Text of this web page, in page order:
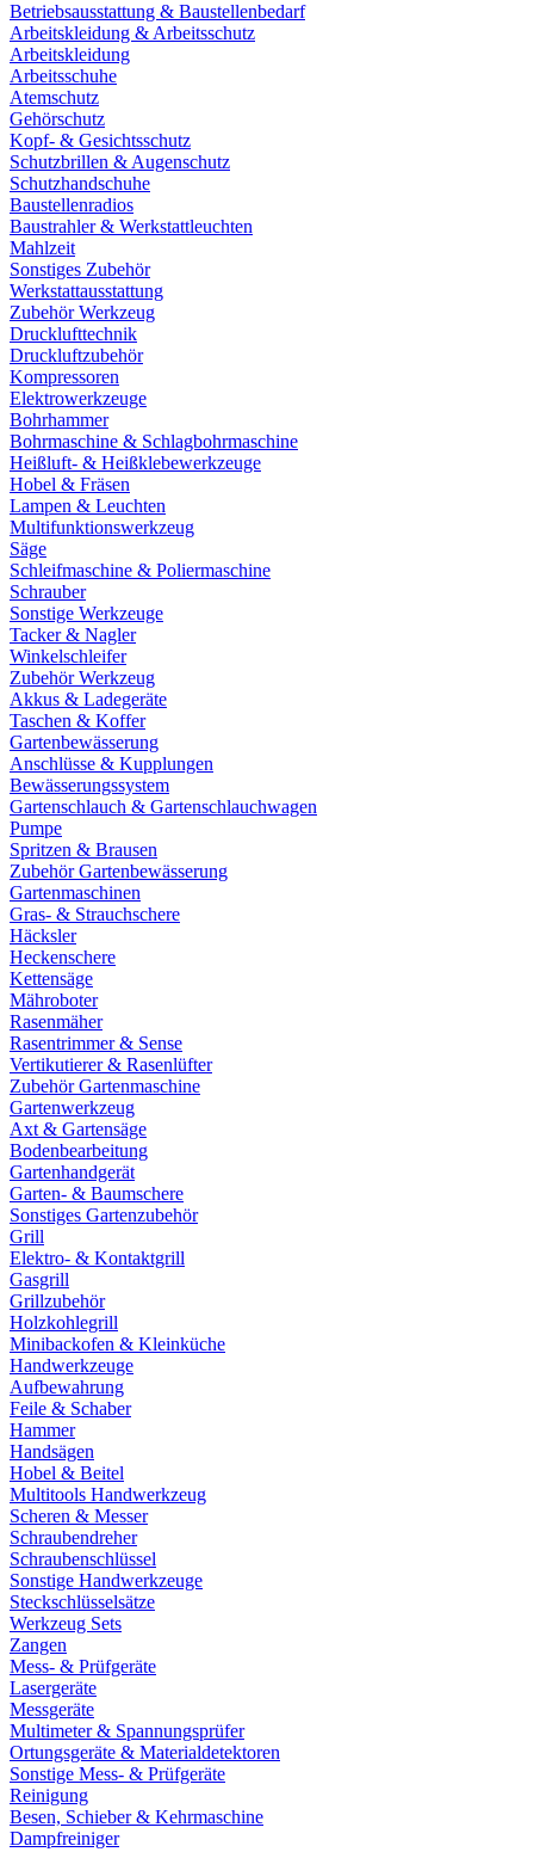
Betriebsausstattung & Baustellenbedarf
Arbeitskleidung & Arbeitsschutz
Arbeitskleidung
Arbeitsschuhe
Atemschutz
Gehörschutz
Kopf- & Gesichtsschutz
Schutzbrillen & Augenschutz
Schutzhandschuhe
Baustellenradios
Baustrahler & Werkstattleuchten
Mahlzeit
Sonstiges Zubehör
Werkstattausstattung
Zubehör Werkzeug
Drucklufttechnik
Druckluftzubehör
Kompressoren
Elektrowerkzeuge
Bohrhammer
Bohrmaschine & Schlagbohrmaschine
Heißluft- & Heißklebewerkzeuge
Hobel & Fräsen
Lampen & Leuchten
Multifunktionswerkzeug
Säge
Schleifmaschine & Poliermaschine
Schrauber
Sonstige Werkzeuge
Tacker & Nagler
Winkelschleifer
Zubehör Werkzeug
Akkus & Ladegeräte
Taschen & Koffer
Gartenbewässerung
Anschlüsse & Kupplungen
Bewässerungssystem
Gartenschlauch & Gartenschlauchwagen
Pumpe
Spritzen & Brausen
Zubehör Gartenbewässerung
Gartenmaschinen
Gras- & Strauchschere
Häcksler
Heckenschere
Kettensäge
Mähroboter
Rasenmäher
Rasentrimmer & Sense
Vertikutierer & Rasenlüfter
Zubehör Gartenmaschine
Gartenwerkzeug
Axt & Gartensäge
Bodenbearbeitung
Gartenhandgerät
Garten- & Baumschere
Sonstiges Gartenzubehör
Grill
Elektro- & Kontaktgrill
Gasgrill
Grillzubehör
Holzkohlegrill
Minibackofen & Kleinküche
Handwerkzeuge
Aufbewahrung
Feile & Schaber
Hammer
Handsägen
Hobel & Beitel
Multitools Handwerkzeug
Scheren & Messer
Schraubendreher
Schraubenschlüssel
Sonstige Handwerkzeuge
Steckschlüsselsätze
Werkzeug Sets
Zangen
Mess- & Prüfgeräte
Lasergeräte
Messgeräte
Multimeter & Spannungsprüfer
Ortungsgeräte & Materialdetektoren
Sonstige Mess- & Prüfgeräte
Reinigung
Besen, Schieber & Kehrmaschine
Dampfreiniger